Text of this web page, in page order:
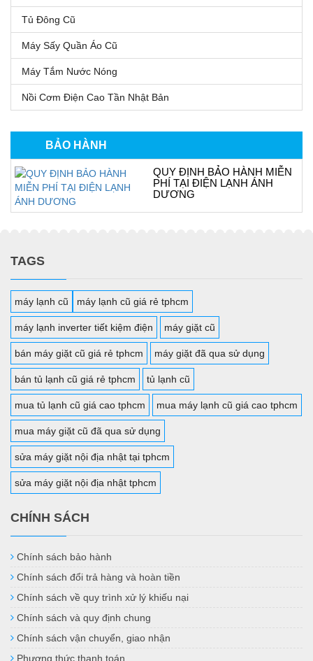
Tủ Đông Cũ
Máy Sấy Quần Áo Cũ
Máy Tắm Nước Nóng
Nồi Cơm Điện Cao Tần Nhật Bản
BẢO HÀNH
QUY ĐỊNH BẢO HÀNH MIỄN
PHÍ TẠI ĐIỆN LẠNH ÁNH
DƯƠNG
TAGS
máy lạnh cũ máy lạnh cũ giá rẻ tphcm
máy lạnh inverter tiết kiệm điện máy giặt cũ
bán máy giặt cũ giá rẻ tphcm máy giặt đã qua sử dụng
bán tủ lạnh cũ giá rẻ tphcm tủ lạnh cũ
mua tủ lạnh cũ giá cao tphcm mua máy lạnh cũ giá cao tphcm
mua máy giặt cũ đã qua sử dụng
sửa máy giặt nội địa nhật tại tphcm
sửa máy giặt nội địa nhật tphcm
CHÍNH SÁCH
Chính sách bảo hành
Chính sách đổi trả hàng và hoàn tiền
Chính sách về quy trình xử lý khiếu nại
Chính sách và quy định chung
Chính sách vận chuyển, giao nhận
Phương thức thanh toán